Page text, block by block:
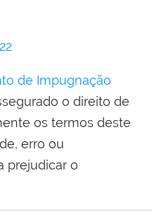
de Impugnação
o direito de
os termos deste
erro ou
prejudicar o